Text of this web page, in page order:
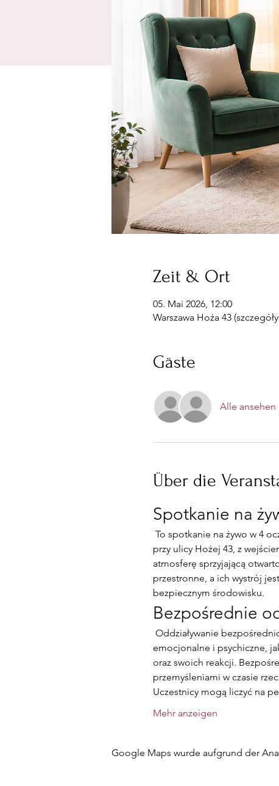
Zeit & Ort
05. Mai 2026, 12:00
Warszawa Hoża 43
Gäste
Alle ansehen
Über die
Spotkanie na
przy ulicy Hożej 43, z
atmosferę sprzyjającą
przestronne, a ich wystrój
bezpiecznym środowisku.
Bezpośrednie
emocjonalne i psychiczne,
oraz swoich reakcji.
przemyśleniami w czasie
Uczestnicy mogą liczyć na
Mehr anzeigen
Google Maps wurde aufgrund der